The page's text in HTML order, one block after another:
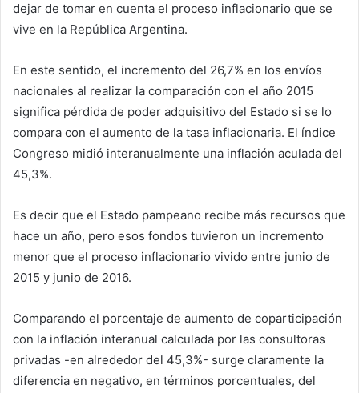
dejar de tomar en cuenta el proceso inflacionario que se
vive en la República Argentina.
En este sentido, el incremento del 26,7% en los envíos
nacionales al realizar la comparación con el año 2015
significa pérdida de poder adquisitivo del Estado si se lo
compara con el aumento de la tasa inflacionaria. El índice
Congreso midió interanualmente una inflación aculada del
45,3%.
Es decir que el Estado pampeano recibe más recursos que
hace un año, pero esos fondos tuvieron un incremento
menor que el proceso inflacionario vivido entre junio de
2015 y junio de 2016.
Comparando el porcentaje de aumento de coparticipación
con la inflación interanual calculada por las consultoras
privadas -en alrededor del 45,3%- surge claramente la
diferencia en negativo, en términos porcentuales, del